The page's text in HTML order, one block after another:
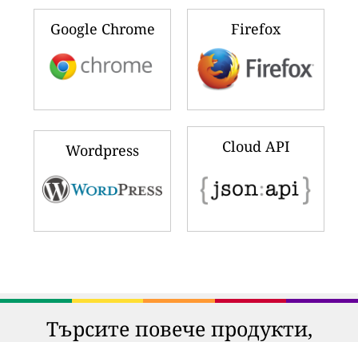
Google Chrome Firefox
Wordpress Cloud API
Търсите повече продукти,